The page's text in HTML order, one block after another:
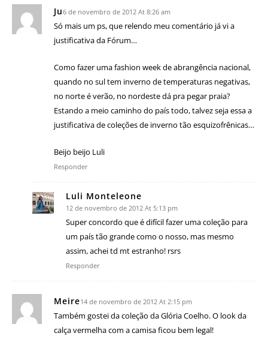
Ju6 de novembro de 2012 At 8:26 am
Só mais um ps, que relendo meu comentário já vi a
justificativa da Fórum…
Como fazer uma fashion week de abrangência nacional,
quando no sul tem inverno de temperaturas negativas,
no norte é verão, no nordeste dá pra pegar praia?
Estando a meio caminho do país todo, talvez seja essa a
justificativa de coleções de inverno tão esquizofrênicas…
Beijo beijo Luli
Responder
Luli Monteleone
12 de novembro de 2012 At 5:13 pm
Super concordo que é difícil fazer uma coleção para
um país tão grande como o nosso, mas mesmo
assim, achei td mt estranho! rsrs
Responder
Meire14 de novembro de 2012 At 2:15 pm
Também gostei da coleção da Glória Coelho. O look da
calça vermelha com a camisa ficou bem legal!